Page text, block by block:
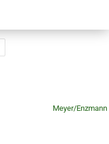
Meyer/Enzmann